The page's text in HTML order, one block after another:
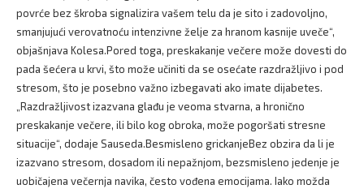
povrće bez škroba signalizira vašem telu da je sito i zadovoljno,
smanjujući verovatnoću intenzivne želje za hranom kasnije uveče“,
objašnjava Kolesa.Pored toga, preskakanje večere može dovesti do
pada šećera u krvi, što može učiniti da se osećate razdražljivo i pod
stresom, što je posebno važno izbegavati ako imate dijabetes.
„Razdražljivost izazvana glađu je veoma stvarna, a hronično
preskakanje večere, ili bilo kog obroka, može pogoršati stresne
situacije“, dodaje Sauseda.Besmisleno grickanjeBez obzira da li je
izazvano stresom, dosadom ili nepažnjom, bezsmisleno jedenje je
uobičajena večernja navika, često vođena emocijama. Iako možda